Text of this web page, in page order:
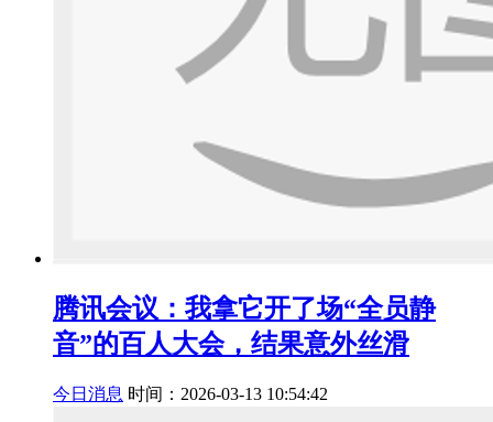
腾讯会议：我拿它开了场“全员静
音”的百人大会，结果意外丝滑
今日消息 时间：2026-03-13 10:54:42